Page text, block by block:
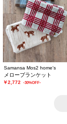
Samansa Mos2 home's
メローブランケット
￥2,772 -30%OFF-